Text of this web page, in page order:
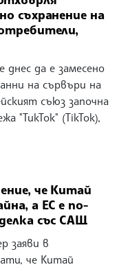
съхранение на
да е замесено
на сървъри на
съюз започна
"ТикТок" (TikTok),
че Китай
а ЕС е по-
със САЩ
заяви в
че Китай